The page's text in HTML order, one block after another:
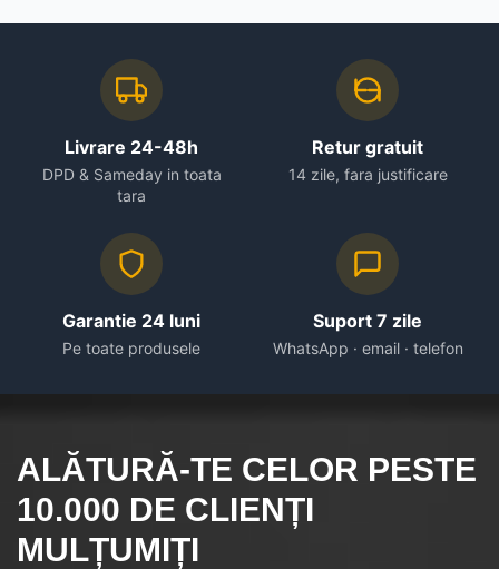
Livrare 24-48h
DPD & Sameday in toata
tara
Retur gratuit
14 zile, fara justificare
Garantie 24 luni
Pe toate produsele
Suport 7 zile
WhatsApp · email · telefon
ALĂTURĂ-TE CELOR PESTE
10.000 DE CLIENȚI
MULȚUMIȚI